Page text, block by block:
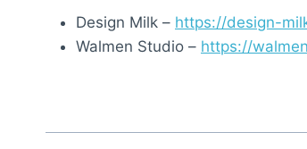
Design Milk – https://design-
Walmen Studio – https://